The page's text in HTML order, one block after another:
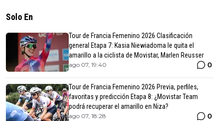
Solo En
Tour de Francia Femenino 2026 Clasificación
general Etapa 7: Kasia Niewiadoma le quita el
amarillo a la ciclista de Movistar, Marlen Reusser
ago 07, 19:40 0
Tour de Francia Femenino 2026 Previa, perfiles,
favoritas y predicción Etapa 8: ¿Movistar Team
podrá recuperar el amarillo en Niza?
ago 07, 18:28 0